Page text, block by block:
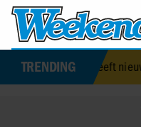
TRENDING
heeft nieuwe liefde na